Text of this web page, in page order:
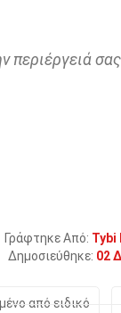
περιέργειά
Γράφτηκε Από: Tybi
Δημοσιεύθηκε: 02
από ειδικό